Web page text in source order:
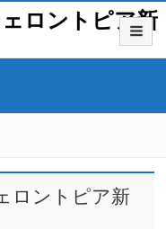
ロントピア新
ロントピア新